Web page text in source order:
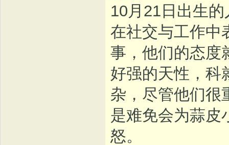
10月21日出生
在社交与工作中
事，他们的态度
好强的天性，科
杂，尽管他们很
是难免会为蒜皮
怒。